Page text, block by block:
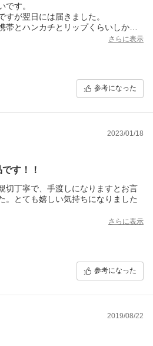
です。
が翌日には届きました。
とハンカチとリップくらいしか入
バックなんてそんなもんだと思って
さらに表示
参考になった
2023/01/18
す！！
切丁寧で、手渡しになりますとお言
。とても嬉しい気持ちになりました
さらに表示
参考になった
2019/08/22